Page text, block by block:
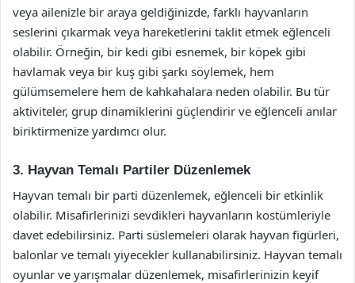
veya ailenizle bir araya geldiğinizde, farklı hayvanların
seslerini çıkarmak veya hareketlerini taklit etmek eğlenceli
olabilir. Örneğin, bir kedi gibi esnemek, bir köpek gibi
havlamak veya bir kuş gibi şarkı söylemek, hem
gülümsemelere hem de kahkahalara neden olabilir. Bu tür
aktiviteler, grup dinamiklerini güçlendirir ve eğlenceli anılar
biriktirmenize yardımcı olur.
3. Hayvan Temalı Partiler Düzenlemek
Hayvan temalı bir parti düzenlemek, eğlenceli bir etkinlik
olabilir. Misafirlerinizi sevdikleri hayvanların kostümleriyle
davet edebilirsiniz. Parti süslemeleri olarak hayvan figürleri,
balonlar ve temalı yiyecekler kullanabilirsiniz. Hayvan temalı
oyunlar ve yarışmalar düzenlemek, misafirlerinizin keyif